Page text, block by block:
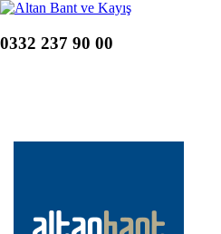
0332 237 90 00